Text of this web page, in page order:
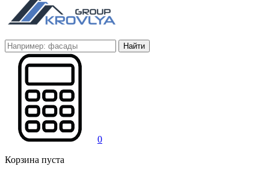
Найти
0
Корзина пуста